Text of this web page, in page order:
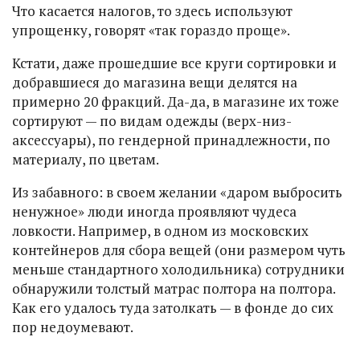
Что касается налогов, то здесь используют
упрощенку, говорят «так гораздо проще».
Кстати, даже прошедшие все круги сортировки и
добравшиеся до магазина вещи делятся на
примерно 20 фракций. Да-да, в магазине их тоже
сортируют — по видам одежды (верх-низ-
аксессуары), по гендерной принадлежности, по
материалу, по цветам.
Из забавного: в своем желании «даром выбросить
ненужное» люди иногда проявляют чудеса
ловкости. Например, в одном из московских
контейнеров для сбора вещей (они размером чуть
меньше стандартного холодильника) сотрудники
обнаружили толстый матрас полтора на полтора.
Как его удалось туда затолкать — в фонде до сих
пор недоумевают.